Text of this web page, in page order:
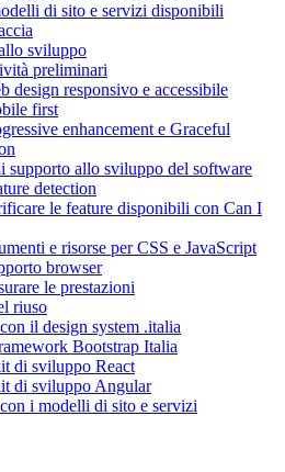
di sito e servizi disponibili
sviluppo
preliminari
design responsivo e accessibile
first
enhancement e Graceful
supporto allo sviluppo del software
detection
le feature disponibili con Can I
e risorse per CSS e JavaScript
browser
le prestazioni
riuso
il design system .italia
Bootstrap Italia
di sviluppo React
di sviluppo Angular
i modelli di sito e servizi